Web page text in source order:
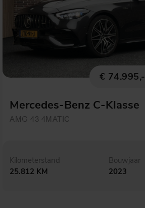
€ 74.995,-
Mercedes-Benz C-Klasse
AMG 43 4MATIC
Kilometerstand
25.812 KM
Bouwjaar
2023